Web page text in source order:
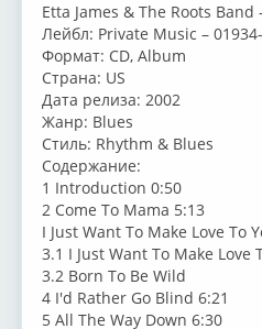
Etta James & The Roots
Лейбл: Private Music –
Формат: CD, Album
Страна: US
Дата релиза: 2002
Жанр: Blues
Стиль: Rhythm & Blues
Содержание:
1 Introduction 0:50
2 Come To Mama 5:13
I Just Want To Make Love To
3.1 I Just Want To Make Love
3.2 Born To Be Wild
4 I'd Rather Go Blind 6:21
5 All The Way Down 6:30